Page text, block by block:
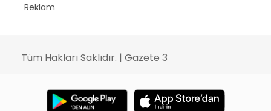
Reklam
Tüm Hakları Saklıdır. | Gazete 3